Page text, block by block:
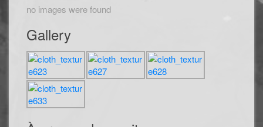
no images were found
Gallery